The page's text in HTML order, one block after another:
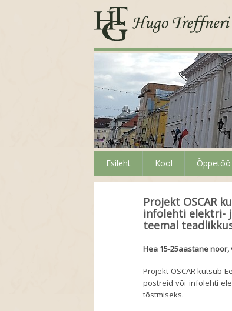
Esileht Kool Õppetöö
Projekt OSCAR
infolehti elektri-
teemal
Hea 15-25aastane
Projekt OSCAR kutsub
postreid või infolehti
tõstmiseks.